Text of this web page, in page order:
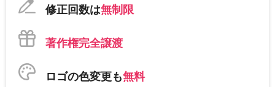
修正回数は無制限
著作権完全譲渡
ロゴの色変更も無料